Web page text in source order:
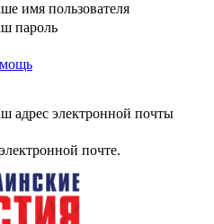
имя пользователя
пароль
адрес электронной почты
почте.